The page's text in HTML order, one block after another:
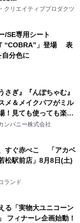
クリエイティブプロダクツ
/SE専用シート
“COBRA”」登場 表
自分色に
さぎ』『んぽちゃむ』
メ＆メイクパフがミル
！見ても使っても楽し
ュートなコレクショ
ンパニー株式会社
すぐ赤べこ 「アカベ
松駅前店」8月8日(土)
ランド
る「実物大ユニコーン
フィナーレ企画始動！